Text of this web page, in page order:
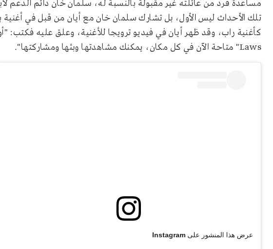
مساعدة فرد من عائلته غير مقبولة بالنسبة له، سلمان خان دائم الدعم
Laws" متاحة الآن في كل مكان، يمكنك مشاهدتها وبثها ومشاركتها".
عرض هذا المنشور على Instagram